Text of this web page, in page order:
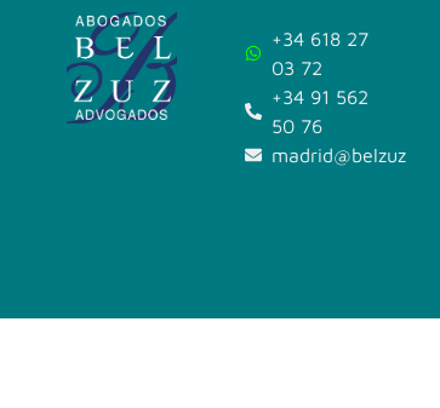
+34 618 27
03 72
+34 91 562
50 76
madrid@belzuz.com